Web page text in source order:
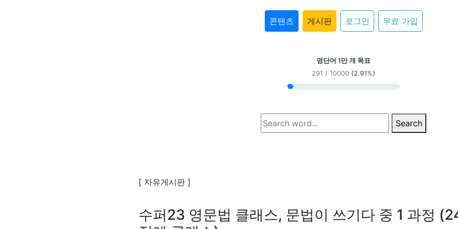
콘텐츠 게시판 로그인 무료 가입
영단어 1만 개 목표
291 / 10000 (2.91%)
Search
[ 자유게시판 ]
수퍼23 영문법 클래스, 문법이 쓰기다 중 1 과정